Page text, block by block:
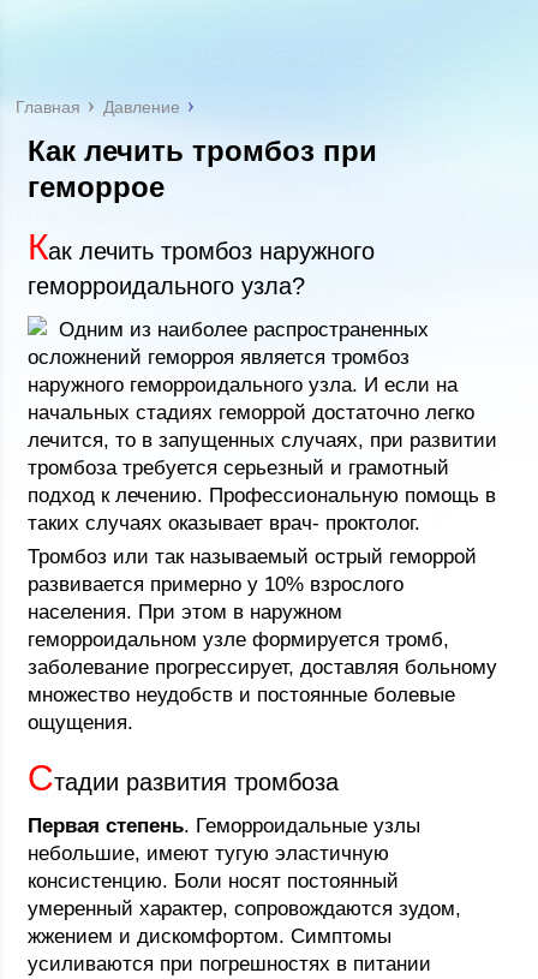
Главная Давление
Как лечить тромбоз при
геморрое
Как лечить тромбоз наружного
геморроидального узла?
Одним из наиболее распространенных
осложнений геморроя является тромбоз
наружного геморроидального узла. И если на
начальных стадиях геморрой достаточно легко
лечится, то в запущенных случаях, при развитии
тромбоза требуется серьезный и грамотный
подход к лечению. Профессиональную помощь в
таких случаях оказывает врач- проктолог.
Тромбоз или так называемый острый геморрой
развивается примерно у 10% взрослого
населения. При этом в наружном
геморроидальном узле формируется тромб,
заболевание прогрессирует, доставляя больному
множество неудобств и постоянные болевые
ощущения.
Стадии развития тромбоза
Первая степень. Геморроидальные узлы
небольшие, имеют тугую эластичную
консистенцию. Боли носят постоянный
умеренный характер, сопровождаются зудом,
жжением и дискомфортом. Симптомы
усиливаются при погрешностях в питании